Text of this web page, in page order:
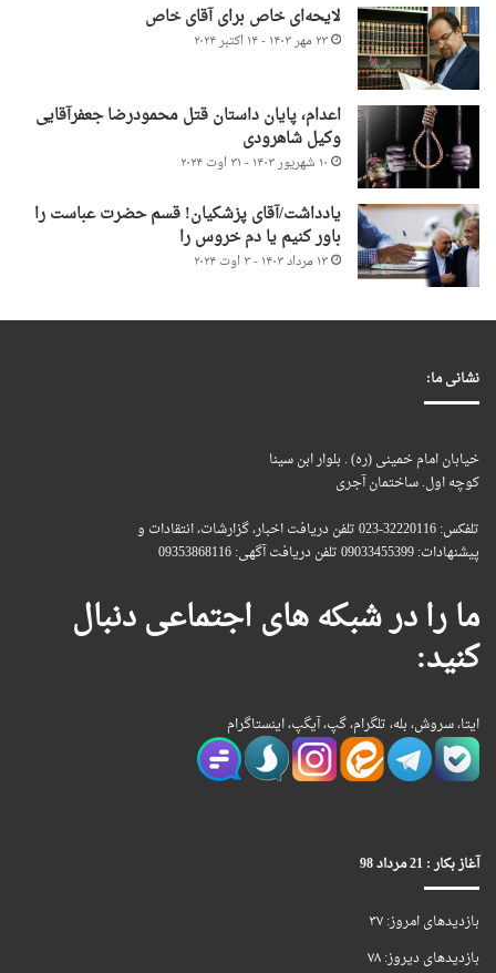
لایحه‌ای خاص برای آقای خاص
۲۳ مهر ۱۴۰۳ - ۱۴ اکتبر ۲۰۲۴
اعدام، پایان داستان قتل محمودرضا جعفرآقایی
وکیل شاهرودی
۱۰ شهریور ۱۴۰۳ - ۳۱ اوت ۲۰۲۴
یادداشت/آقای پزشکیان! قسم حضرت عباست را
باور کنیم یا دم خروس را
۱۳ مرداد ۱۴۰۳ - ۳ اوت ۲۰۲۴
نشانی ما:
خیابان امام خمینی (ره) . بلوار ابن سینا
کوچه اول. ساختمان آجری
تلفکس: 32220116-023 تلفن دریافت اخبار، گزارشات، انتقادات و
پیشنهادات: 09033455399 تلفن دریافت آگهی: 09353868116
ما را در شبکه های اجتماعی دنبال
کنید:
ایتا، سروش، بله، تلگرام، گپ، آیگپ، اینستاگرام
آغاز بکار : 21 مرداد 98
بازدیدهای امروز:۳۷
بازدیدهای دیروز:۷۸